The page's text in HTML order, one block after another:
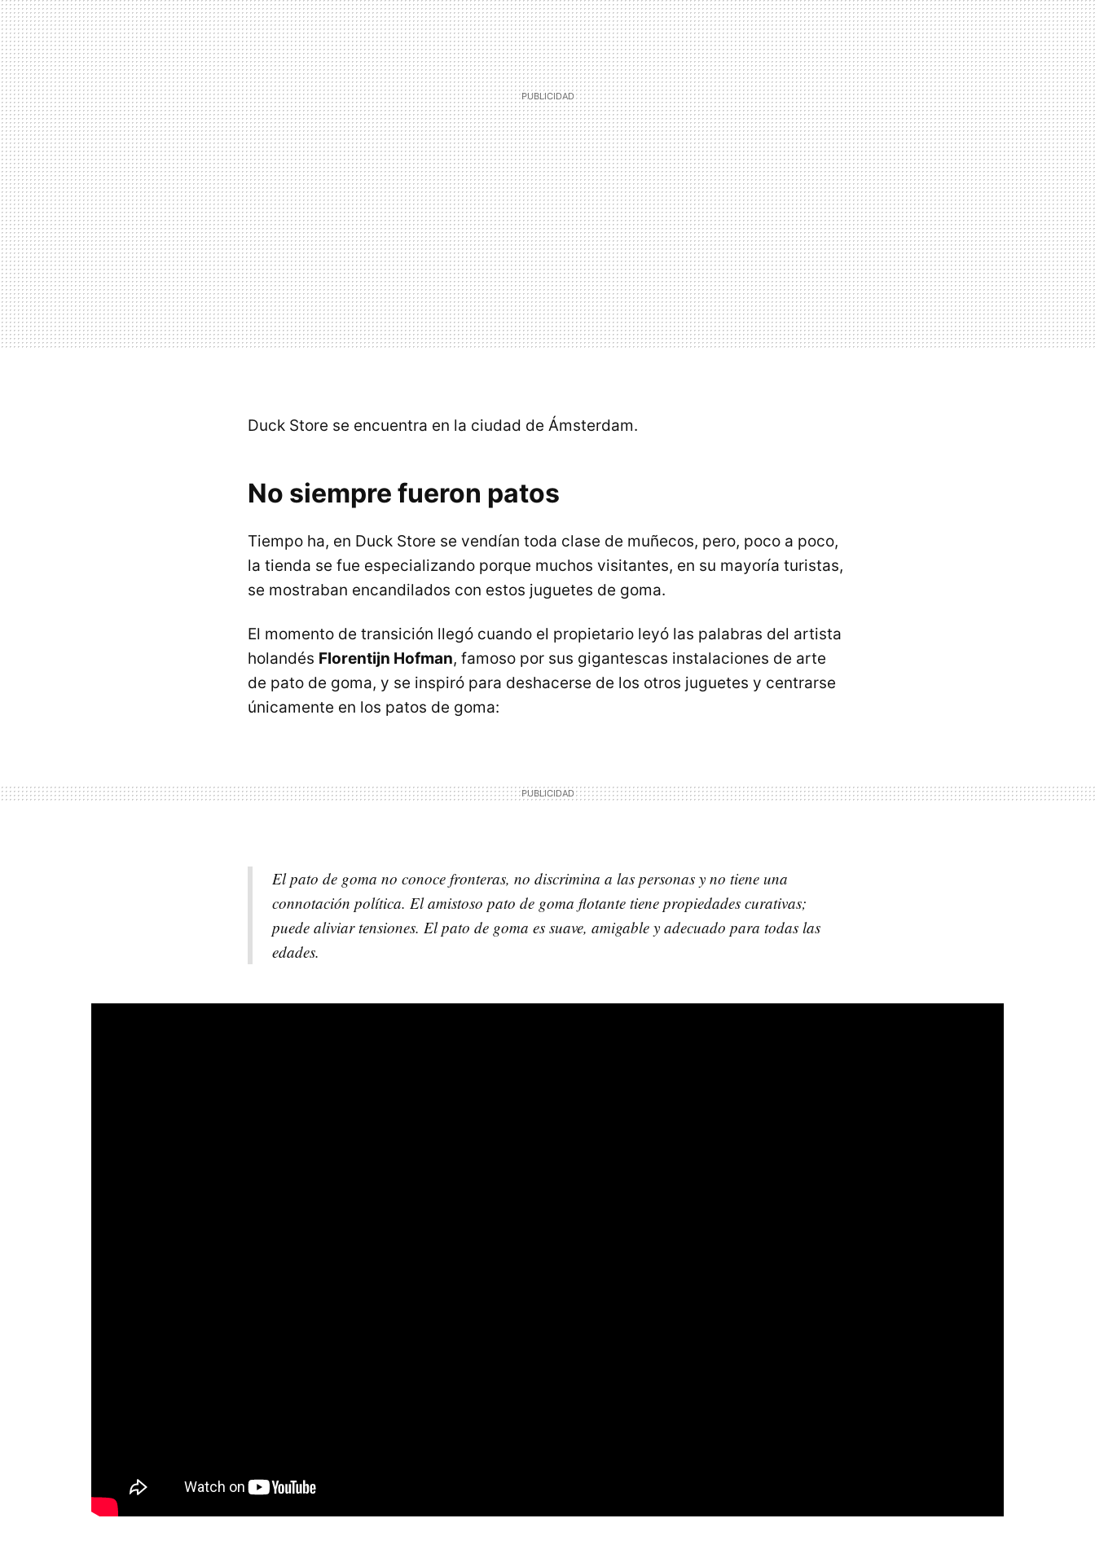
Duck Store se encuentra en la ciudad de Ámsterdam.
No siempre fueron patos
Tiempo ha, en Duck Store se vendían toda clase de muñecos, pero, poco a poco,
la tienda se fue especializando porque muchos visitantes, en su mayoría turistas,
se mostraban encandilados con estos juguetes de goma.
El momento de transición llegó cuando el propietario leyó las palabras del artista
holandés Florentijn Hofman, famoso por sus gigantescas instalaciones de arte
de pato de goma, y ​​se inspiró para deshacerse de los otros juguetes y centrarse
únicamente en los patos de goma:
El pato de goma no conoce fronteras, no discrimina a las personas y no tiene una
connotación política. El amistoso pato de goma flotante tiene propiedades curativas;
puede aliviar tensiones. El pato de goma es suave, amigable y adecuado para todas las
edades.